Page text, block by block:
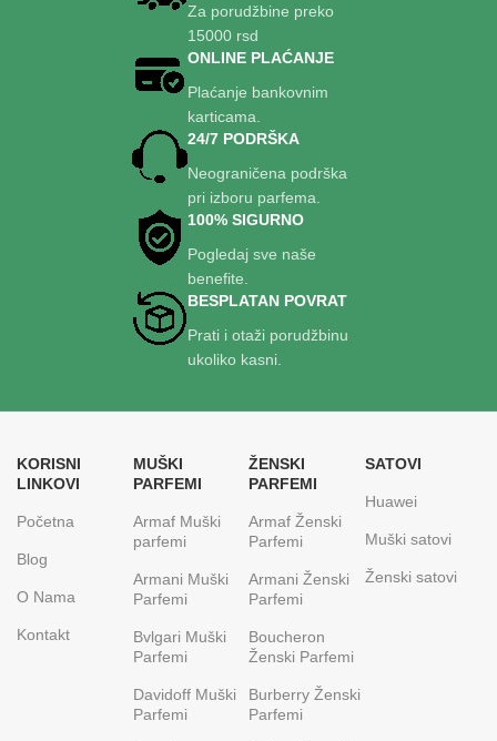
dugotrajan mirisni doživljaj.
neizbrisiv trag.
Za porudžbine preko
15000 rsd
ONLINE PLAĆANJE
Plaćanje bankovnim
karticama.
24/7 PODRŠKA
Neograničena podrška
pri izboru parfema.
100% SIGURNO
Pogledaj sve naše
benefite.
BESPLATAN POVRAT
Prati i otaži porudžbinu
ukoliko kasni.
KORISNI
LINKOVI
Početna
Blog
O Nama
Kontakt
MUŠKI
PARFEMI
Armaf Muški
parfemi
Armani Muški
Parfemi
Bvlgari Muški
Parfemi
Davidoff Muški
Parfemi
ŽENSKI
PARFEMI
Armaf Ženski
Parfemi
Armani Ženski
Parfemi
Boucheron
Ženski Parfemi
Burberry Ženski
Parfemi
SATOVI
Huawei
Muški satovi
Ženski satovi